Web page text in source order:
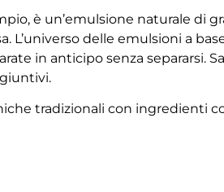
è un’emulsione naturale di
L’universo delle emulsioni a
in anticipo senza separarsi.
tradizionali con ingredienti